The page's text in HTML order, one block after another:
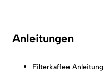
Anleitungen
Filterkaffee Anleitung